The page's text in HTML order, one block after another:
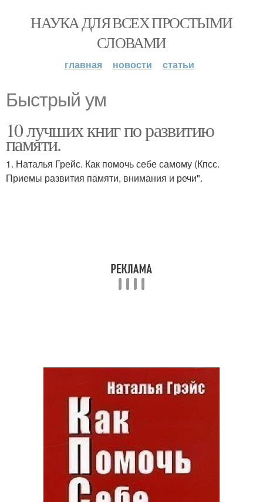
НАУКА ДЛЯ ВСЕХ ПРОСТЫМИ
СЛОВАМИ
главная новости статьи
Быстрый ум
10 лучших книг по развитию
памяти.
1. Наталья Грейс. Как помочь себе самому (Кпсс.
Приемы развития памяти, внимания и речи".